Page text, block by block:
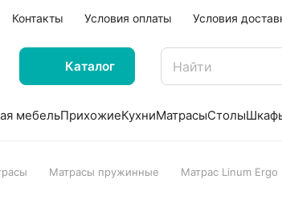
Контакты Условия оплаты Условия
Каталог
мебельПрихожиеКухниМатрасыСтолы
Матрасы пружинные Матрас Linum Ergo